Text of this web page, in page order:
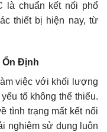
là chuẩn kết nối phổ
thiết bị hiện nay, từ
Ổn Định
việc với khối lượng
tố không thể thiếu.
tình trạng mất kết nối
nghiệm sử dụng luôn